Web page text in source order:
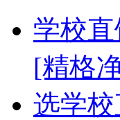
学校
[精格
选学